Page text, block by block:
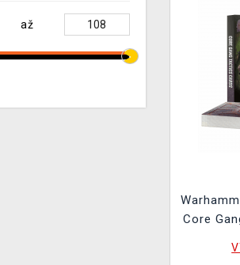
až
Core